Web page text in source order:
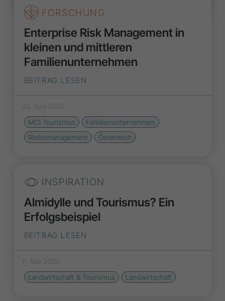
FORSCHUNG
Enterprise Risk Management in
kleinen und mittleren
Familienunternehmen
BEITRAG LESEN
23. Juni 2020
MCI Tourismus
Familienunternehmen
Risikomanagement
Österreich
INSPIRATION
Almidylle und Tourismus? Ein
Erfolgsbeispiel
BEITRAG LESEN
11. Mai 2020
Landwirtschaft & Tourismus
Landwirtschaft